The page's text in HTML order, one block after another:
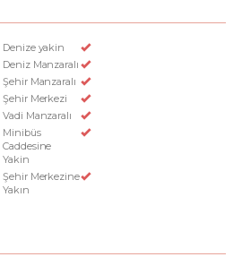
Denize yakin
Deniz Manzaralı
Şehir Manzaralı
Şehir Merkezi
Vadi Manzaralı
Minibüs
Caddesine
Yakin
Şehir Merkezine
Yakın